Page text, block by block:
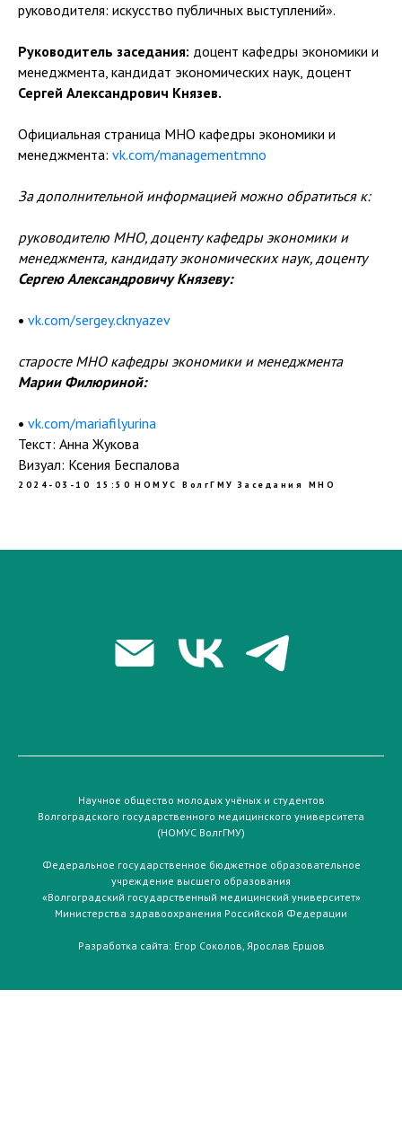
руководителя: искусство публичных выступлений».
Руководитель заседания: доцент кафедры экономики и
менеджмента, кандидат экономических наук, доцент
Сергей Александрович Князев.
Официальная страница МНО кафедры экономики и
менеджмента: vk.com/managementmno
За дополнительной информацией можно обратиться к:
руководителю МНО, доценту кафедры экономики и
менеджмента, кандидату экономических наук, доценту
Сергею Александровичу Князеву:
• vk.com/sergey.cknyazev
старосте МНО кафедры экономики и менеджмента
Марии Филюриной:
• vk.com/mariafilyurina
Текст: Анна Жукова
Визуал: Ксения Беспалова
2024-03-10 15:50 НОМУС ВолгГМУ Заседания МНО
Научное общество молодых учёных и студентов
Волгоградского государственного медицинского университета
(НОМУС ВолгГМУ)
Федеральное государственное бюджетное образовательное
учреждение высшего образования
«Волгоградский государственный медицинский университет»
Министерства здравоохранения Российской Федерации
Разработка сайта: Егор Соколов, Ярослав Ершов